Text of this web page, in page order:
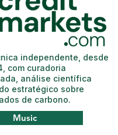
Music
independente, desde
com curadoria
análise científica
estratégico sobre
de carbono.